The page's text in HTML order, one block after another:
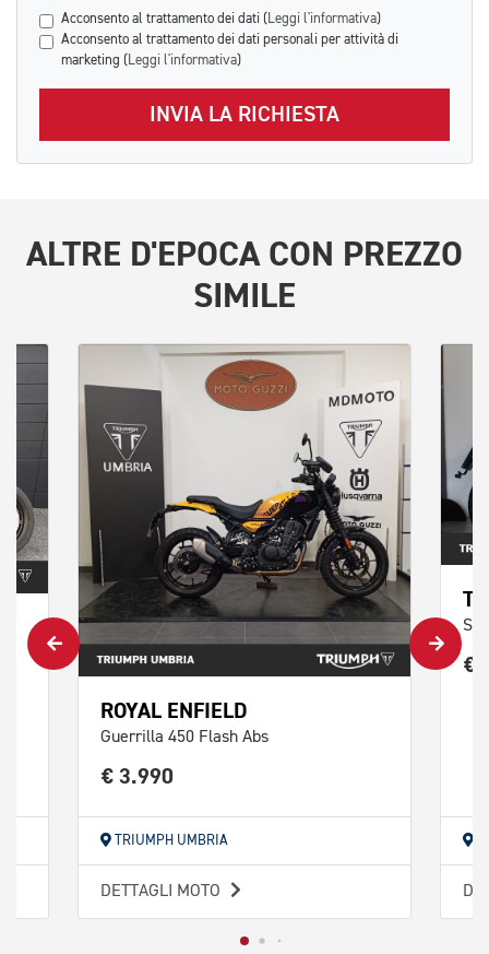
Acconsento al trattamento dei dati ( Leggi l'informativa)
Acconsento al trattamento dei dati personali per attività di
marketing ( Leggi l'informativa)
INVIA LA RICHIESTA
ALTRE D'EPOCACON PREZZO
SIMILE
ROYAL ENFIELD
Guerrilla 450 Flash Abs
€ 3.990
TRIUMPH UMBRIA
DETTAGLI MOTO
€